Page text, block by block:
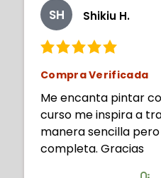
SH Shikiu H.
Compra Verificada
Me encanta pintar
curso me inspira a
manera sencilla
completa. Gracias